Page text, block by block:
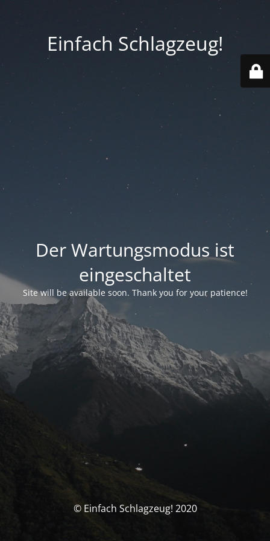
Einfach Schlagzeug!
Der Wartungsmodus ist
eingeschaltet
Site will be available soon. Thank you for your patience!
© Einfach Schlagzeug! 2020